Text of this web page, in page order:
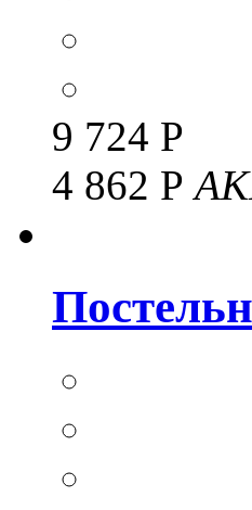
9 724 Р
4 862 Р